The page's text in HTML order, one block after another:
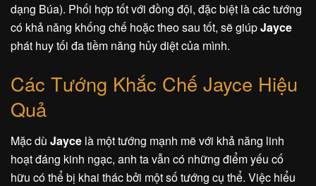
dạng Búa). Phối hợp tốt với đồng đội, đặc biệt là các tướng
có khả năng khống chế hoặc theo sau tốt, sẽ giúpJayce
phát huy tối đa tiềm năng hủy diệt của mình.
Các Tướng Khắc Chế Jayce Hiệu
Quả
Mặc dù Jayce là một tướng mạnh mẽ với khả năng linh
hoạt đáng kinh ngạc, anh ta vẫn có những điểm yếu cố
hữu có thể bị khai thác bởi một số tướng cụ thể. Việc hiểu